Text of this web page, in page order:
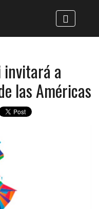
invitará a
las Américas